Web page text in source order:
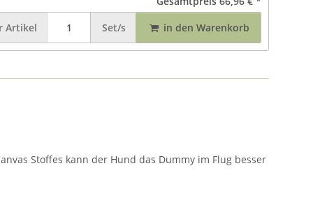
Artikel Set/s in den Warenkorb
Stoffes kann der Hund das Dummy im Flug besser